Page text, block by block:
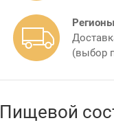
(выбор
Пищевой